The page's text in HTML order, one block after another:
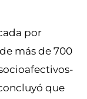
por
más de 700
que